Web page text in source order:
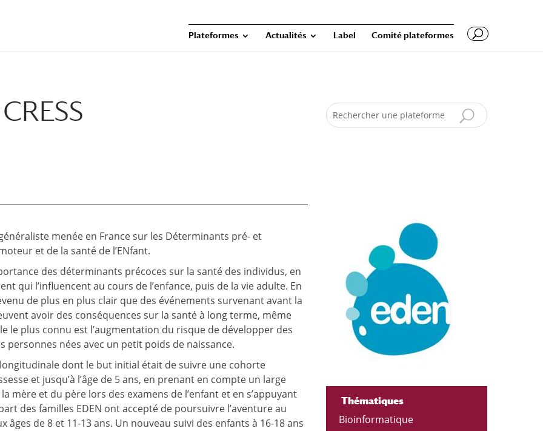
Plateformes Actualités Label Comité plateformes
Search
menée en France sur les Déterminants pré- et
et de la santé de l’ENfant.
des déterminants précoces sur la santé des individus, en
qui l’influencent au cours de l’enfance, puis de la vie adulte. En
de plus en plus clair que des événements survenant avant la
avoir des conséquences sur la santé à long terme, même
le plus connu est l’augmentation du risque de développer des
personnes nées avec un petit poids de naissance.
dont le but initial était de suivre une cohorte
et jusqu’à l’âge de 5 ans, en prenant en compte un large
mère et du père lors des examens de l’enfant et en s’appuyant
des familles EDEN ont accepté de poursuivre l’aventure au
de 8 et 11-13 ans. Un nouveau suivi des enfants à 16-18 ans
Thématiques
Bioinformatique